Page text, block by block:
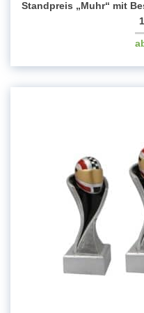
Standpreis „Muhr“ mit